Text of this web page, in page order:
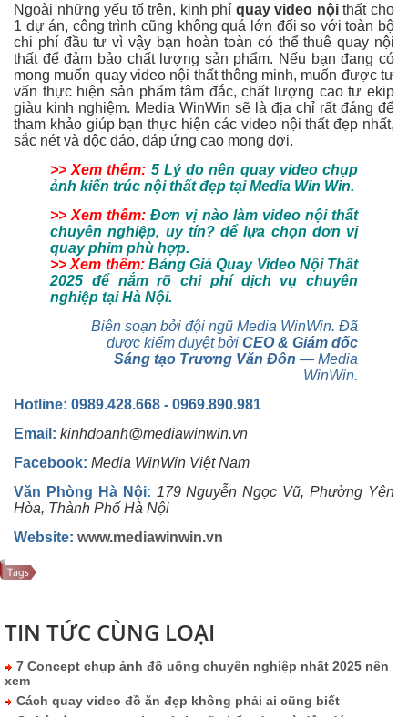
Ngoài những yếu tố trên, kinh phí quay video nộithất cho
1 dự án, công trình cũng không quá lớn đối so với toàn bộ
chi phí đầu tư vì vậy bạn hoàn toàn có thể thuê quay nội
thất để đảm bảo chất lượng sản phẩm. Nếu bạn đang có
mong muốn quay video nội thất thông minh, muốn được tư
vấn thực hiện sản phẩm tâm đắc, chất lượng cao tư ekip
giàu kinh nghiệm. Media WinWin sẽ là địa chỉ rất đáng để
tham khảo giúp bạn thực hiện các video nội thất đẹp nhất,
sắc nét và độc đáo, đáp ứng cao mong đợi.
>> Xem thêm: 5 Lý do nên quay videochụp
ảnh kiến trúc nội thấtđẹp tại Media Win Win.
>> Xem thêm: Đơn vị nào làm video nội thất
chuyên nghiệp, uy tín?để lựa chọn đơn vị
quay phim phù hợp.
>> Xem thêm: Bảng Giá Quay Video Nội Thất
2025 để nắm rõ chi phí dịch vụ chuyên
nghiệp tại Hà Nội.
Biên soạn bởi đội ngũ Media WinWin. Đã
được kiểm duyệt bởi CEO & Giám đốc
Sáng tạo Trương Văn Đôn — Media
WinWin.
Hotline: 0989.428.668 - 0969.890.981
Email: kinhdoanh@mediawinwin.vn
Facebook: Media WinWin Việt Nam
Văn Phòng Hà Nội: 179 Nguyễn Ngọc Vũ, Phường Yên
Hòa, Thành Phố Hà Nội
Website: www.mediawinwin.vn
TIN TỨC CÙNG LOẠI
7 Concept chụp ảnh đồ uống chuyên nghiệp nhất 2025 nên
xem
Cách quay video đồ ăn đẹp không phải ai cũng biết